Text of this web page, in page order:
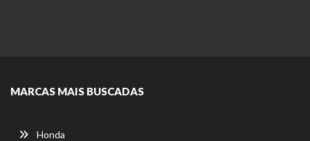
MARCAS MAIS BUSCADAS
Honda